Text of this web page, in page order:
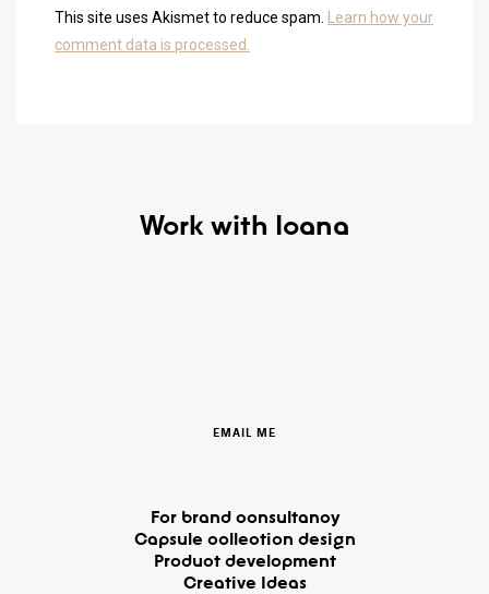
This site uses Akismet to reduce spam.
Learn how your
comment data is processed.
Work with Ioana
EMAIL ME
For brand consultancy
Capsule collection design
Product development
Creative Ideas